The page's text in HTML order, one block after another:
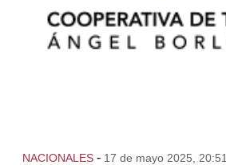
NACIONALES - 17 de mayo 2025, 20:51